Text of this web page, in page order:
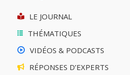
LE JOURNAL
THÉMATIQUES
VIDÉOS & PODCASTS
RÉPONSES D’EXPERTS